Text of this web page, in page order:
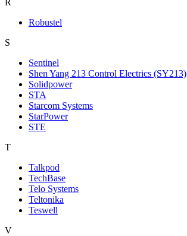
R
Robustel
S
Sentinel
Shen Yang 213 Control Electrics (SY213)
Solidpower
STA
Starcom Systems
StarPower
STE
T
Talkpod
TechBase
Telo Systems
Teltonika
Teswell
V